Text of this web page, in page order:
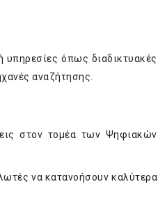
υπηρεσίες όπως διαδικτυακές
αναζήτησης.
στον τομέα των Ψηφιακών
να κατανοήσουν καλύτερα